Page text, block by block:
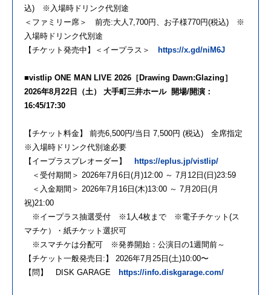
込) ※入場時ドリンク代別途
＜ファミリー席＞ 前売:大人7,700円、お子様770円(税込) ※
入場時ドリンク代別途
【チケット発売中】＜イープラス＞
https://x.gd/niM6J
■vistlip ONE MAN LIVE 2026［Drawing Dawn:Glazing］
2026年8月22日（土） 大手町三井ホール 開場/開演：
16:45/17:30
【チケット料金】 前売6,500円/当日 7,500円 (税込) 全席指定
※入場時ドリンク代別途必要
【イープラスプレオーダー】
https://eplus.jp/vistlip/
＜受付期間＞ 2026年7月6日(月)12:00 ～ 7月12日(日)23:59
＜入金期間＞ 2026年7月16日(木)13:00 ～ 7月20日(月
祝)21:00
※イープラス抽選受付 ※1人4枚まで ※電子チケット(ス
マチケ）・紙チケット選択可
※スマチケは分配可 ※発券開始：公演日の1週間前～
【チケット一般発売日:】 2026年7月25日(土)10:00〜
【問】 DISK GARAGE
https://info.diskgarage.com/